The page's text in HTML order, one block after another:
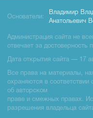
Основатели:
Владимир
Анатольевич
Администрация сайта не
отвечает за достоверность
Дата открытия сайта — 17
Все права на материалы,
охраняются в
об авторском
праве и смежных правах.
разрешения владельца